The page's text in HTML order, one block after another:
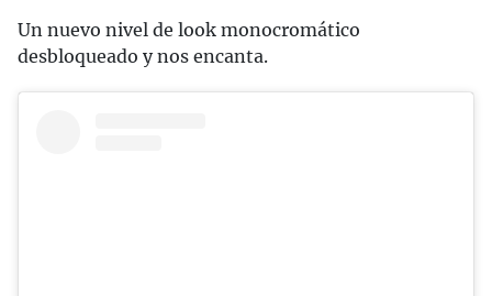
Un nuevo nivel de look monocromático
desbloqueado y nos encanta.